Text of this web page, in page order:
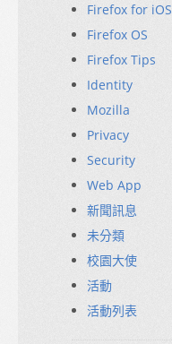
Firefox for iOS
Firefox OS
Firefox Tips
Identity
Mozilla
Privacy
Security
Web App
新聞訊息
未分類
校園大使
活動
活動列表